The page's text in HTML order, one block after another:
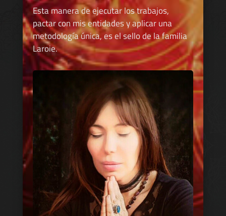
Esta manera de ejecutar los trabajos,
pactar con mis entidades y aplicar una
metodología única, es el sello de la familia
Laroie.